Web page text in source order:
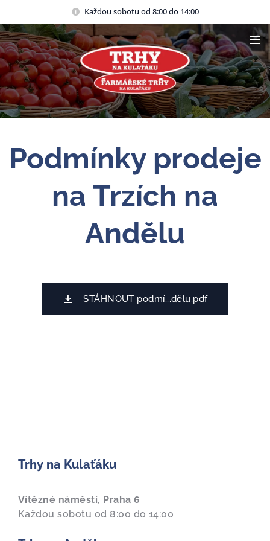
Každou sobotu od 8:00 do 14:00
Podmínky prodeje
na Trzích na
Andělu
STÁHNOUT podmí...dělu.pdf
Trhy na Kulaťáku
Vítězné náměstí, Praha 6
Každou sobotu od 8:00 do 14:00